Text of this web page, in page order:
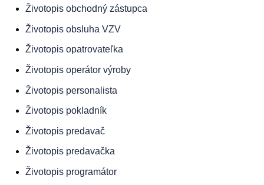
Životopisobchodný zástupca
Životopisobsluha VZV
Životopisopatrovateľka
Životopisoperátor výroby
Životopis personalista
Životopis pokladník
Životopis predavač
Životopis predavačka
Životopis programátor